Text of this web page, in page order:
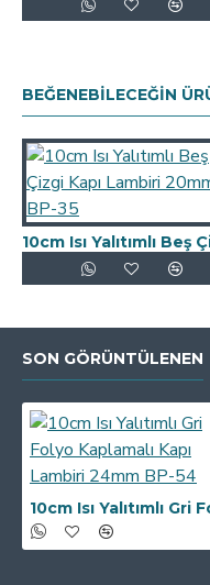
BEĞENEBILECEĞIN
SON GÖRÜNTÜLENEN